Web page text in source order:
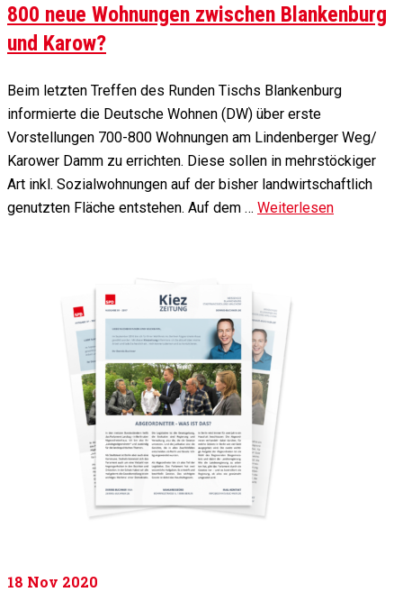
800 neue Wohnungen zwischen Blankenburg
und Karow?
Beim letzten Treffen des Runden Tischs Blankenburg
informierte die Deutsche Wohnen (DW) über erste
Vorstellungen 700-800 Wohnungen am Lindenberger Weg/
Karower Damm zu errichten. Diese sollen in mehrstöckiger
Art inkl. Sozialwohnungen auf der bisher landwirtschaftlich
genutzten Fläche entstehen. Auf dem … Weiterlesen
18 Nov 2020